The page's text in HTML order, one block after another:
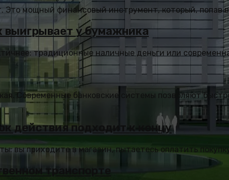
Это мощный финансовый инструмент, который, попав в
выигрывает у бумажника
традиционные наличные деньги или
Современные банковские системы позволяют
действия подходит к концу
вы приходите в магазин, пытаетесь оплатить
транспорте